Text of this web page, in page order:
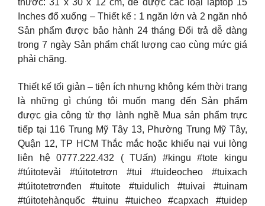
thước: 31 x 30 x 12 cm, để được các loại laptop 15
Inches đổ xuống – Thiết kế : 1 ngăn lớn và 2 ngăn nhỏ
Sản phẩm được bảo hành 24 tháng Đổi trả dễ dàng
trong 7 ngày Sản phẩm chất lượng cao cùng mức giá
phải chăng.
Thiết kế tối giản – tiện ích nhưng không kém thời trang
là những gì chúng tôi muốn mang đến Sản phẩm
được gia công từ thợ lành nghề Mua sản phẩm trực
tiếp tại 116 Trung Mỹ Tây 13, Phường Trung Mỹ Tây,
Quận 12, TP HCM Thắc mắc hoặc khiếu nại vui lòng
liên hệ 0777.222.432 ( TUấn) #kingu #tote kingu
#túitotevải #túitotetrơn #tui #tuideocheo #tuixach
#túitotetrơnđen #tuitote #tuidulich #tuivai #tuinam
#túitotehànquốc #tuinu #tuicheo #capxach #tuidep